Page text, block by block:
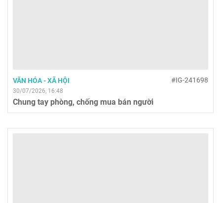
VĂN HÓA - XÃ HỘI #IG-241698
30/07/2026, 16:48
Chung tay phòng, chống mua bán người